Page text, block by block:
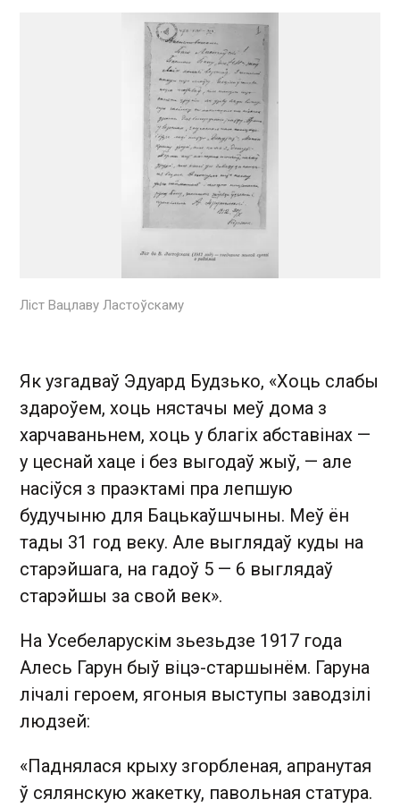
Ліст Вацлаву Ластоўскаму
Як узгадваў Эдуард Будзько, «Хоць слабы
здароўем, хоць нястачы меў дома з
харчаваньнем, хоць у благiх абставiнах —
у цеснай хаце i без выгодаў жыў, — але
насiўся з праэктамi пра лепшую
будучыню для Бацькаўшчыны. Меў ён
тады 31 год веку. Але выглядаў куды на
старэйшага, на гадоў 5 — 6 выглядаў
старэйшы за свой век».
На Усебеларускім зьезьдзе 1917 года
Алесь Гарун быў віцэ-старшынём. Гаруна
лічалі героем, ягоныя выступы заводзілі
людзей:
«Паднялася крыху згорбленая, апранутая
ў сялянскую жакетку, павольная статура.